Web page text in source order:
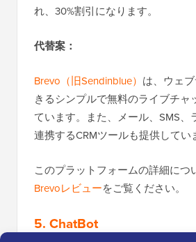
れ、30%割引になります。
代替案：
Brevo（旧Sendinblue） は、ウェ
きるシンプルで無料のライブチャ
ています。また、メール、SMS、
連携するCRMツールも提供してい
このプラットフォームの詳細につ
Brevoレビューをご覧ください。
5. ChatBot